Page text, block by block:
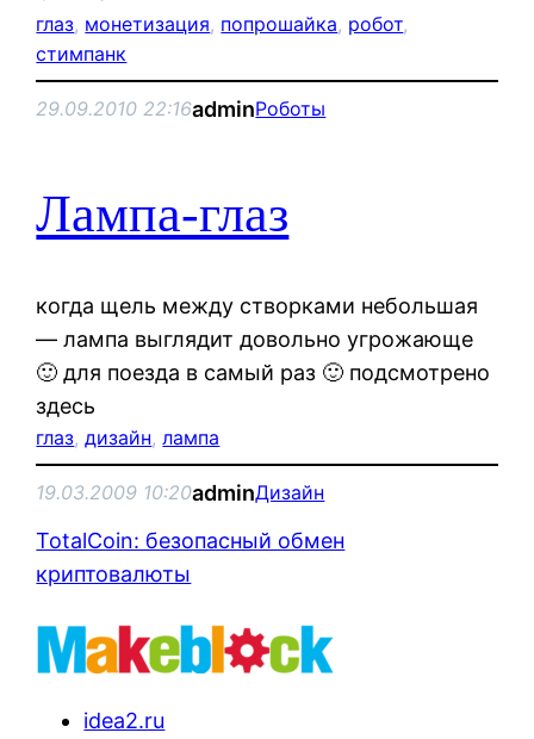
глаз, монетизация, попрошайка, робот
стимпанк
29.09.2010 22:16adminРоботы
Лампа-глаз
когда щель между створками небольшая
— лампа выглядит довольно угрожающе
🙂 для поезда в самый раз 🙂 подсмотрено
здесь
глаз, дизайн, лампа
19.03.2009 10:20adminДизайн
TotalCoin: безопасный обмен
криптовалюты
idea2.ru